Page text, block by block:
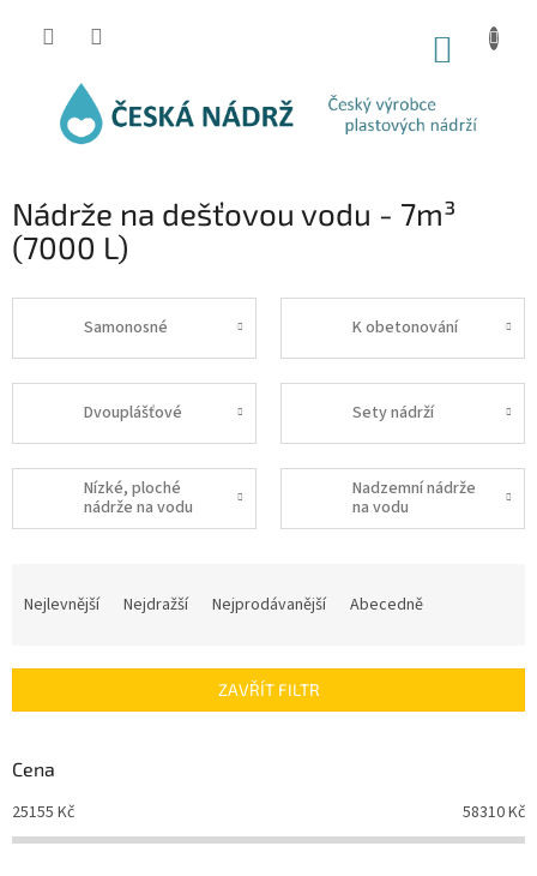
Nádrže na dešťovou vodu - 7m³
(7000 L)
Samonosné K obetonování
Dvouplášťové Sety nádrží
Nízké, ploché
nádrže na vodu
Nadzemní nádrže
na vodu
í
r
o
d
u
Nejlevnější Nejdražší Nejprodávanější Abecedně
ZAVŘÍT FILTR
Cena
25155 Kč 58310Kč